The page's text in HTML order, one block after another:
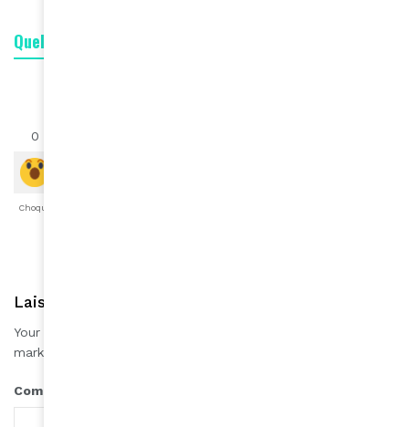
Quelle est votre réaction ?
0
Choqué
Laisser une réponse
Your email address will not be published.
marked
Comment